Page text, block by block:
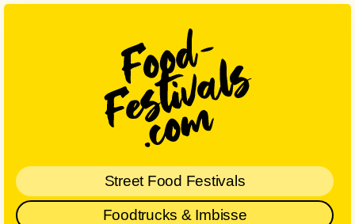
Street Food Festivals
Foodtrucks & Imbisse